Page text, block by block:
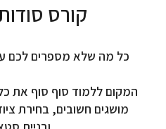
קורס
כל מה שלא מספרים לכם
המקום ללמוד סוף סוף את
מושגים חשובים, בחירת